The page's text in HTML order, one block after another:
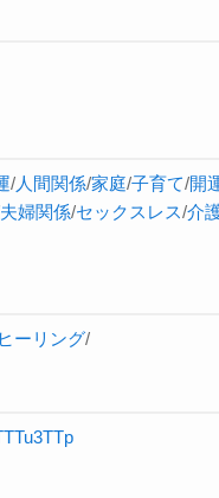
/人間関係/家庭/子育て/開
夫婦関係/セックスレス/介
ヒーリング/